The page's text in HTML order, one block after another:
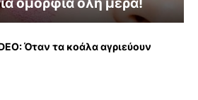
ομορφιά όλη μέρα!
Όταν τα κοάλα αγριεύουν